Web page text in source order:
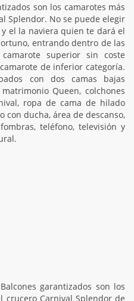
son los camarotes más
Splendor. No se puede elegir
el la naviera quien te dará el
entrando dentro de las
superior sin coste
de inferior categoría.
con dos camas bajas
Queen, colchones
ropa de cama de hilado
con ducha, área de descanso,
teléfono, televisión y
garantizados son los
crucero Carnival Splendor de